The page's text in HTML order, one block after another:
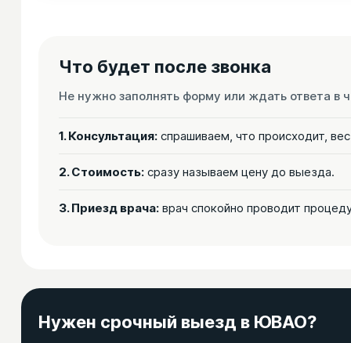
Что будет после звонка
Не нужно заполнять форму или ждать ответа в
1. Консультация: спрашиваем, что происходит,
2. Стоимость: сразу называем цену до выезда.
3. Приезд врача: врач спокойно проводит
Нужен срочный выезд в ЮВАО?